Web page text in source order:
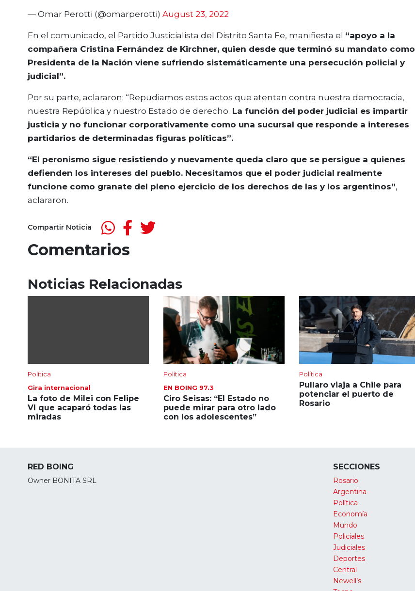
— Omar Perotti (@omarperotti) August 23, 2022
En el comunicado, el Partido Justicialista del Distrito Santa Fe, manifiesta el “apoyo a la
compañera Cristina Fernández de Kirchner, quien desde que terminó su mandato como
Presidenta de la Nación viene sufriendo sistemáticamente una persecución policial y
judicial”.
Por su parte, aclararon: “Repudiamos estos actos que atentan contra nuestra democracia,
nuestra República y nuestro Estado de derecho. La función del poder judicial es impartir
justicia y no funcionar corporativamente como una sucursal que responde a intereses
partidarios de determinadas figuras políticas”.
“El peronismo sigue resistiendo y nuevamente queda claro que se persigue a quienes
defienden los intereses del pueblo. Necesitamos que el poder judicial realmente
funcione como granate del pleno ejercicio de los derechos de las y los argentinos”,
aclararon.
Compartir Noticia
Comentarios
Noticias Relacionadas
Política
Gira internacional
La foto de Milei con Felipe
VI que acaparó todas las
miradas
Política
EN BOING 97.3
Ciro Seisas: “El Estado no
puede mirar para otro lado
con los adolescentes”
Política
Pullaro viaja a Chile para
potenciar el puerto de
Rosario
RED BOING
Owner BONITA SRL
SECCIONES
Rosario
Argentina
Política
Economía
Mundo
Policiales
Judiciales
Deportes
Central
Newell’s